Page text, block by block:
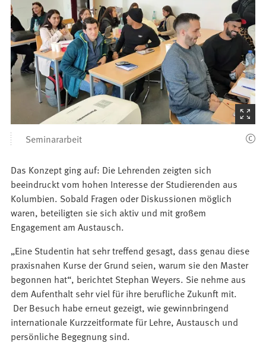
(Startet
den
Seminararbeit
Das Konzept ging auf: Die Lehrenden zeigten sich
beeindruckt vom hohen Interesse der Studierenden aus
Kolumbien. Sobald Fragen oder Diskussionen möglich
waren, beteiligten sie sich aktiv und mit großem
Engagement am Austausch.
„Eine Studentin hat sehr treffend gesagt, dass genau diese
praxisnahen Kurse der Grund seien, warum sie den Master
begonnen hat“, berichtet Stephan Weyers. Sie nehme aus
dem Aufenthalt sehr viel für ihre berufliche Zukunft mit.
Der Besuch habe erneut gezeigt, wie gewinnbringend
internationale Kurzzeitformate für Lehre, Austausch und
persönliche Begegnung sind.